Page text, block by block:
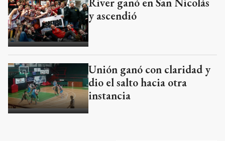
River ganó en San Nicolás
y ascendió
Unión ganó con claridad y
dio el salto hacia otra
instancia